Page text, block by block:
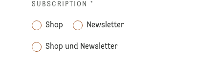
SUBSCRIPTION *
Shop Newsletter
Shop und Newsletter